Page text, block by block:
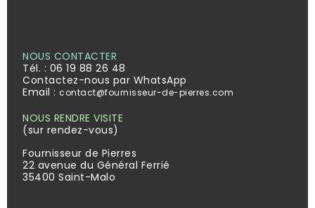
NOUS CONTACTER
Tél. : 06 19 88 26 48
Contactez-nous par WhatsApp
Email : contact@fournisseur-de-pierres.com
NOUS RENDRE VISITE
(sur rendez-vous)
Fournisseur de Pierres
22 avenue du Général Ferrié
35400 Saint-Malo